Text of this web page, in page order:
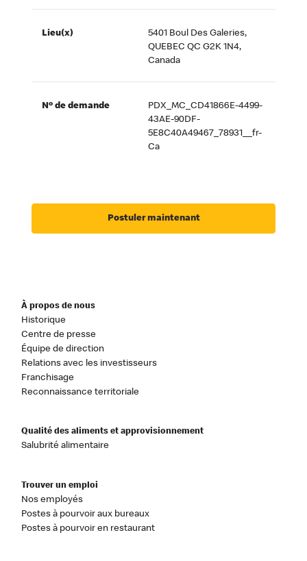
Lieu(x)
5401 Boul Des Galeries,
QUEBEC QC G2K 1N4,
Canada
Nº de demande
PDX_MC_CD41866E-4499-
43AE-90DF-
5E8C40A49467_78931__fr-
Ca
Postuler maintenant
À propos de nous
Historique
Centre de presse
Équipe de direction
Relations avec les investisseurs
Franchisage
Reconnaissance territoriale
Qualité des aliments et approvisionnement
Salubrité alimentaire
Trouver un emploi
Nos employés
Postes à pourvoir aux bureaux
Postes à pourvoir en restaurant